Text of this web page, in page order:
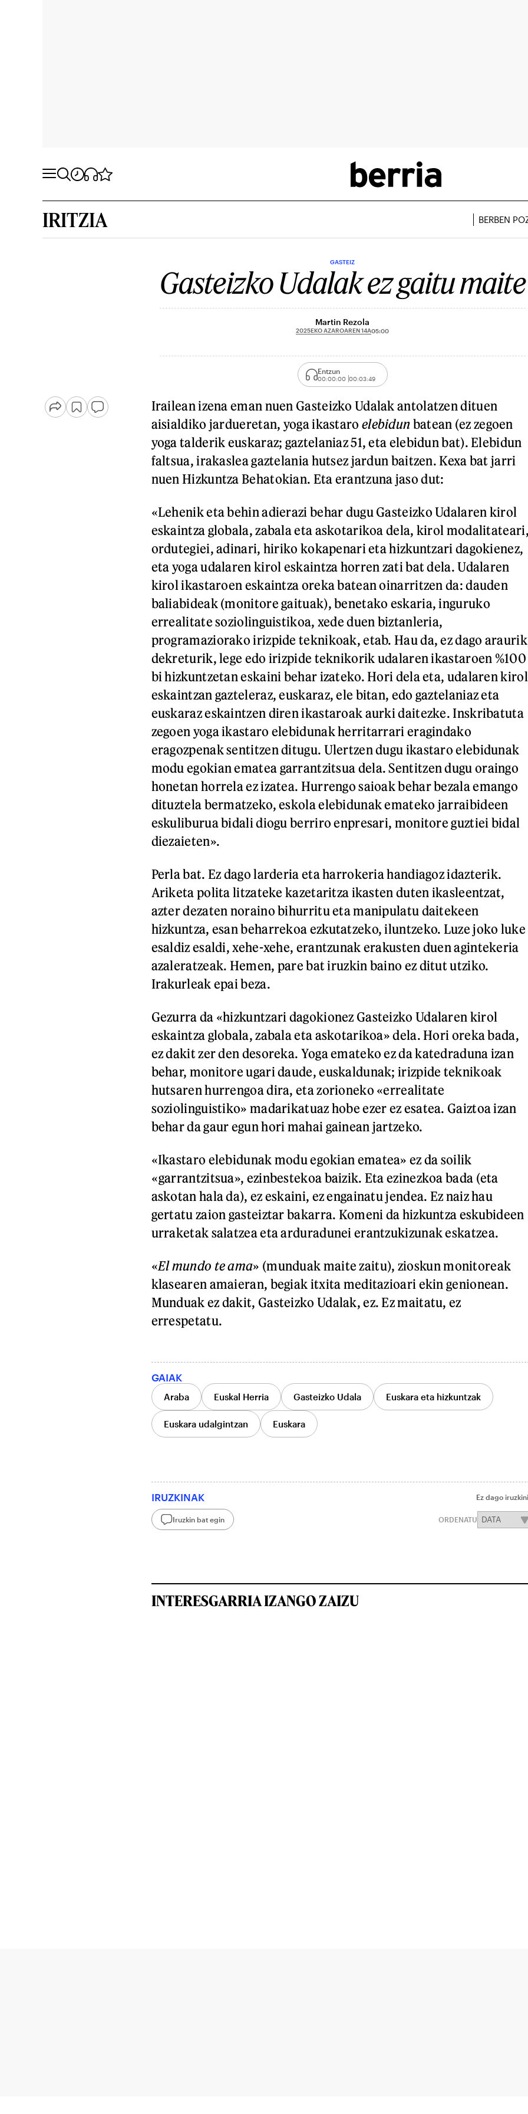
IRITZIA BERBEN
GASTEIZ
Gasteizko Udalak ez gaitu maite
Martin Rezola
2025EKO AZAROAREN 14A05:00
Entzun
00:00:00 00:03:49
Irailean izena eman nuen Gasteizko Udalak antolatzen dituen
aisialdiko jardueretan, yoga ikastaro elebidun batean (ez zegoen
yoga talderik euskaraz; gaztelaniaz 51, eta elebidun bat). Elebidun
faltsua, irakaslea gaztelania hutsez jardun baitzen. Kexa bat jarri
nuen Hizkuntza Behatokian. Eta erantzuna jaso dut:
«Lehenik eta behin adierazi behar dugu Gasteizko Udalaren kirol
eskaintza globala, zabala eta askotarikoa dela, kirol
ordutegiei, adinari, hiriko kokapenari eta hizkuntzari dagokienez,
eta yoga udalaren kirol eskaintza horren zati bat dela. Udalaren
kirol ikastaroen eskaintza oreka batean oinarritzen da: dauden
baliabideak (monitore gaituak), benetako eskaria, inguruko
errealitate soziolinguistikoa, xede duen biztanleria,
programaziorako irizpide teknikoak, etab. Hau da, ez dago
dekreturik, lege edo irizpide teknikorik udalaren ikastaroen %100
bi hizkuntzetan eskaini behar izateko. Hori dela eta, udalaren kirol
eskaintzan gazteleraz, euskaraz, ele bitan, edo gaztelaniaz eta
euskaraz eskaintzen diren ikastaroak aurki daitezke. Inskribatuta
zegoen yoga ikastaro elebidunak herritarrari eragindako
eragozpenak sentitzen ditugu. Ulertzen dugu ikastaro elebidunak
modu egokian ematea garrantzitsua dela. Sentitzen dugu oraingo
honetan horrela ez izatea. Hurrengo saioak behar bezala emango
dituztela bermatzeko, eskola elebidunak emateko jarraibideen
eskuliburua bidali diogu berriro enpresari, monitore guztiei bidal
diezaieten».
Perla bat. Ez dago larderia eta harrokeria handiagoz idazterik.
Ariketa polita litzateke kazetaritza ikasten duten ikasleentzat,
azter dezaten noraino bihurritu eta manipulatu daitekeen
hizkuntza, esan beharrekoa ezkutatzeko, iluntzeko. Luze joko luke
esaldiz esaldi, xehe-xehe, erantzunak erakusten duen agintekeria
azaleratzeak. Hemen, pare bat iruzkin baino ez ditut utziko.
Irakurleak epai beza.
Gezurra da «hizkuntzari dagokionez Gasteizko Udalaren kirol
eskaintza globala, zabala eta askotarikoa» dela. Hori oreka bada,
ez dakit zer den desoreka. Yoga emateko ez da katedraduna izan
behar, monitore ugari daude, euskaldunak; irizpide teknikoak
hutsaren hurrengoa dira, eta zorioneko «errealitate
soziolinguistiko» madarikatuaz hobe ezer ez esatea. Gaiztoa izan
behar da gaur egun hori mahai gainean jartzeko.
«Ikastaro elebidunak modu egokian ematea» ez da soilik
«garrantzitsua», ezinbestekoa baizik. Eta ezinezkoa bada (eta
askotan hala da), ez eskaini, ez engainatu jendea. Ez naiz hau
gertatu zaion gasteiztar bakarra. Komeni da hizkuntza eskubideen
urraketak salatzea eta arduradunei erantzukizunak eskatzea.
«El mundo te ama» (munduak maite zaitu), zioskun monitoreak
klasearen amaieran, begiak itxita meditazioari ekin genionean.
Munduak ez dakit, Gasteizko Udalak, ez. Ez maitatu, ez
errespetatu.
GAIAK
Araba Euskal Herria Gasteizko Udala Euskara eta hizkuntzak
Euskara udalgintzan Euskara
IRUZKINAK Ez dago
Iruzkin bat egin ORDENATU
INTERESGARRIA IZANGO ZAIZU